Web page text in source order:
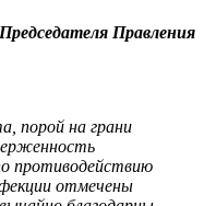
Правления
порой на грани
противодействию
отмечены